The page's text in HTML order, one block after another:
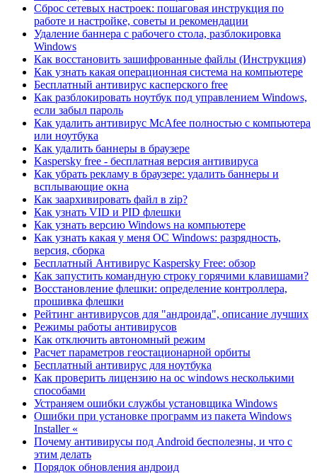
Сброс сетевых настроек: пошаговая инструкция по
работе и настройке, советы и рекомендации
Удаление баннера с рабочего стола, разблокировка
Windows
Как восстановить зашифрованные файлы (Инструкция)
Как узнать какая операционная система на компьютере
Бесплатный антивирус касперского free
Как разблокировать ноутбук под управлением Windows,
если забыл пароль
Как удалить антивирус McAfee полностью с компьютера
или ноутбука
Как удалить баннеры в браузере
Kaspersky free - бесплатная версия антивируса
Как убрать рекламу в браузере: удалить баннеры и
всплывающие окна
Как заархивировать файл в zip?
Как узнать VID и PID флешки
Как узнать версию Windows на компьютере
Как узнать какая у меня ОС Windows: разрядность,
версия, сборка
Бесплатный Антивирус Kaspersky Free: обзор
Как запустить командную строку горячими клавишами?
Восстановление флешки: определение контроллера,
прошивка флешки
Рейтинг антивирусов для "андроида", описание лучших
Режимы работы антивирусов
Как отключить автономный режим
Расчет параметров геостационарной орбиты
Бесплатный антивирус для ноутбука
Как проверить лицензию на ос windows несколькими
способами
Устраняем ошибки службы установщика Windows
Ошибки при установке программ из пакета Windows
Installer «
Почему антивирусы под Android бесполезны, и что с
этим делать
Порядок обновления андроид